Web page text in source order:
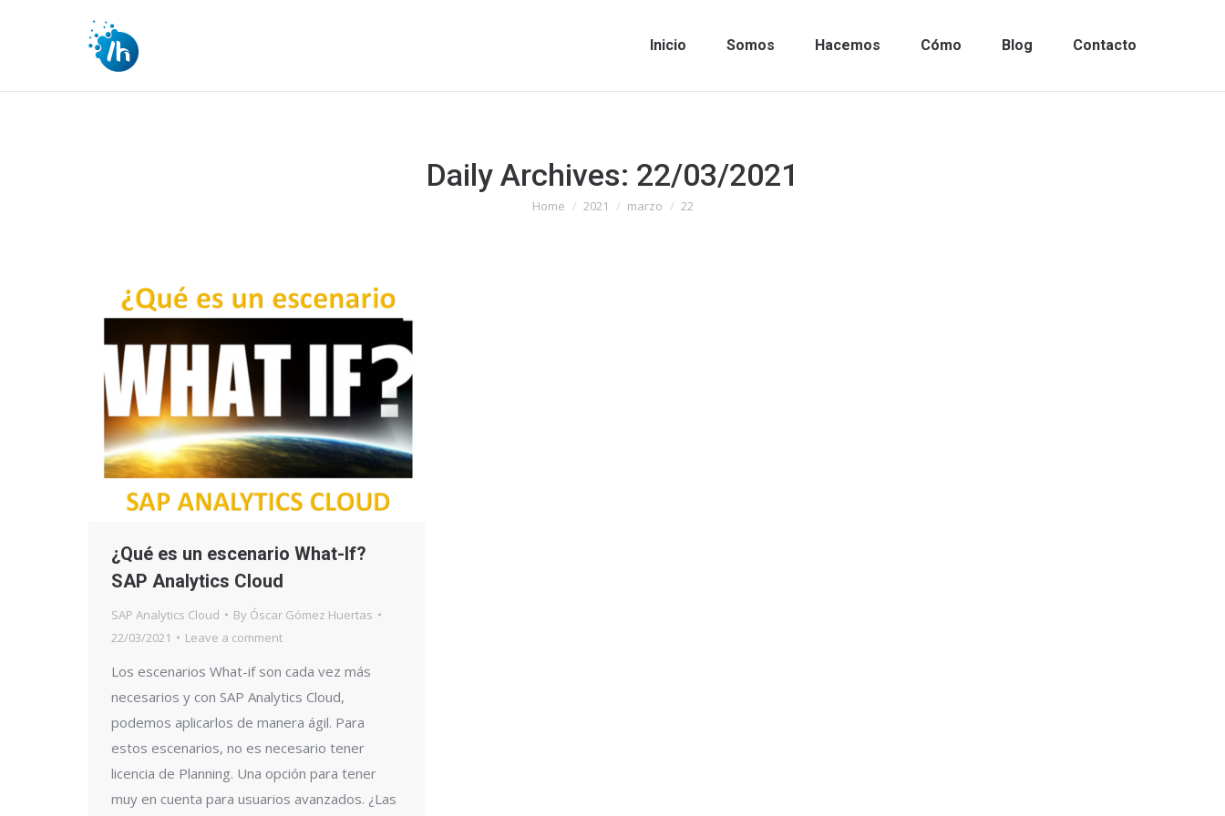
Inicio Somos Hacemos Cómo Blog Contacto
Daily Archives: 22/03/2021
You are here:
Home 2021 marzo 22
¿Qué es un escenario What-If?
SAP Analytics Cloud
SAP Analytics Cloud By Óscar Gómez Huertas
22/03/2021
Leave a comment
Los escenarios What-if son cada vez más
necesarios y con SAP Analytics Cloud,
podemos aplicarlos de manera ágil. Para
estos escenarios, no es necesario tener
licencia de Planning. Una opción para tener
muy en cuenta para usuarios avanzados. ¿Las